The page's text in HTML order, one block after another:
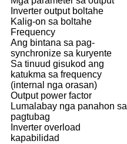
Inverter output boltahe
Kalig-on sa boltahe
Frequency
Ang bintana sa pag-
synchronize sa kuryente
Sa tinuud gisukod ang
katukma sa frequency
(internal nga orasan)
Output power factor
Lumalabay nga panahon sa
pagtubag
Inverter overload
kapabilidad